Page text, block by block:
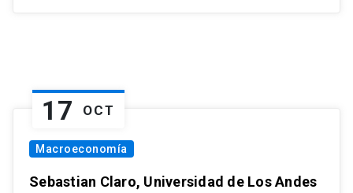
17 OCT
Macroeconomía
Sebastian Claro, Universidad de Los Andes